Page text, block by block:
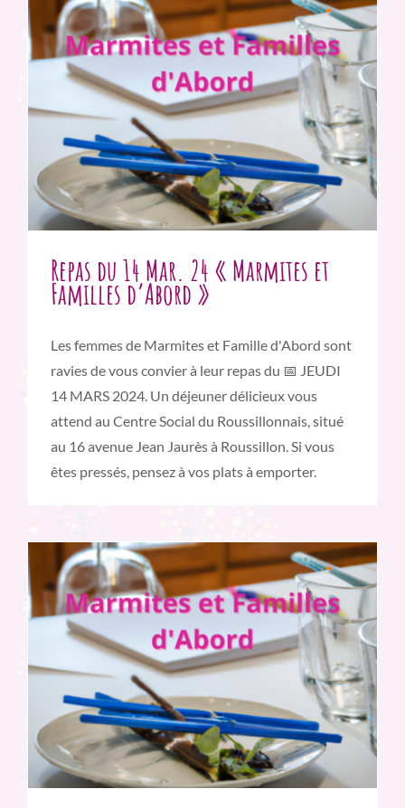
Repas du 14 Mar. 24 « Marmites et
Familles d’Abord »
Les femmes de Marmites et Famille d'Abord sont
ravies de vous convier à leur repas du 📅 JEUDI
14 MARS 2024. Un déjeuner délicieux vous
attend au Centre Social du Roussillonnais, situé
au 16 avenue Jean Jaurès à Roussillon. Si vous
êtes pressés, pensez à vos plats à emporter.